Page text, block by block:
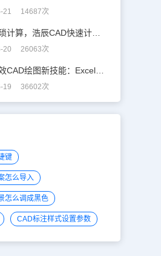
21 14687次
20 26063次
19 36602次
键
怎么导入
怎么调成黑色
CAD标注样式设置参数